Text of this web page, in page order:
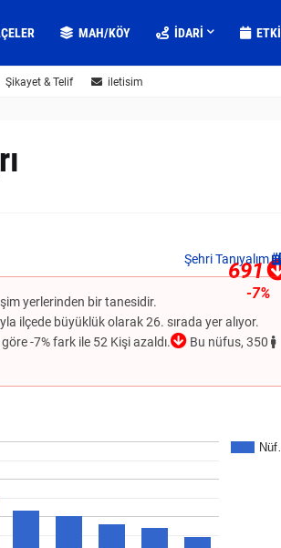
MAH/KÖY IDARI
Şikayet & Telif iletisim
691
-7%
Şehri Tanıyalım
yerlerinden bir tanesidir.
ilçede büyüklük olarak 26. sırada yer alıyor.
-7% fark ile 52 Kişi azaldı.
Bu nüfus, 350